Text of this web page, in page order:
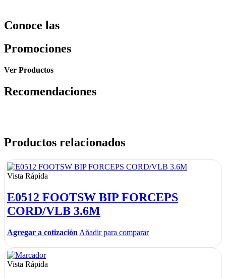
Conoce las
Promociones
Ver Productos
Recomendaciones
Productos relacionados
Vista Rápida
E0512 FOOTSW BIP FORCEPS
CORD/VLB 3.6M
Agregar a cotización Añadir para comparar
Vista Rápida